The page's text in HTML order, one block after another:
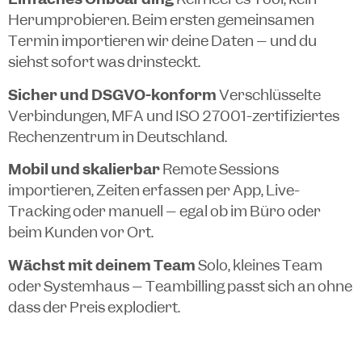
Herumprobieren. Beim ersten gemeinsamen
Termin importieren wir deine Daten – und du
siehst sofort was drinsteckt.
Sicher und DSGVO-konformVerschlüsselte
Verbindungen, MFA und ISO 27001-zertifiziertes
Rechenzentrum in Deutschland.
Mobil und skalierbarRemote Sessions
importieren, Zeiten erfassen per App, Live-
Tracking oder manuell – egal ob im Büro oder
beim Kunden vor Ort.
Wächst mit deinem TeamSolo, kleines Team
oder Systemhaus – Teambilling passt sich an ohne
dass der Preis explodiert.